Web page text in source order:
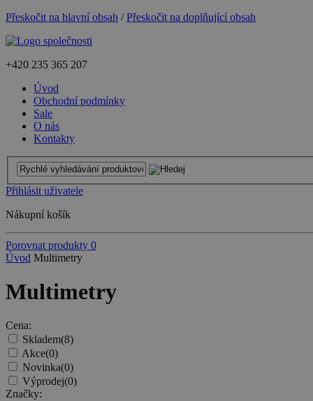
Přeskočit na hlavní obsah /Přeskočit na doplňující obsah
+420 235 365 207
Úvod
Obchodní podmínky
Sale
O nás
Kontakty
Přihlásit uživatele
Nákupní košík
Porovnat produkty 0
Úvod Multimetry
Multimetry
Cena:
Skladem(8)
Akce(0)
Novinka(0)
Výprodej(0)
Značky: